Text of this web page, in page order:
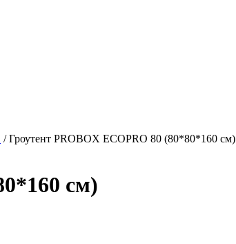
/Гроутент PROBOX ECOPRO 80 (80*80*160 см)
см)